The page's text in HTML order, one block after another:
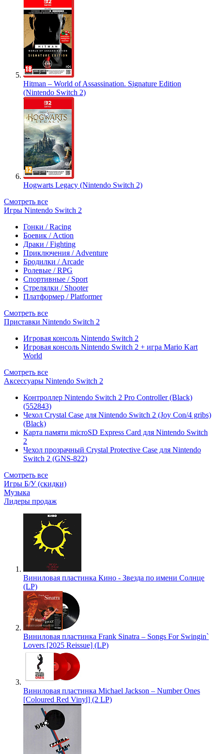
Hitman – World of Assassination. Signature Edition
(Nintendo Switch 2)
Hogwarts Legacy (Nintendo Switch 2)
Смотреть все
Игры Nintendo Switch 2
Гонки / Racing
Боевик / Action
Драки / Fighting
Приключения / Adventure
Бродилки / Arcade
Ролевые / RPG
Спортивные / Sport
Стрелялки / Shooter
Платформер / Platformer
Смотреть все
Приставки Nintendo Switch 2
Игровая консоль Nintendo Switch 2
Игровая консоль Nintendo Switch 2 + игра Mario Kart
World
Смотреть все
Аксессуары Nintendo Switch 2
Контроллер Nintendo Switch 2 Pro Controller (Black)
(552843)
Чехол Сrystal Сase для Nintendo Switch 2 (Joy Con/4 gribs)
(Black)
Карта памяти microSD Express Card для Nintendo Switch
2
Чехол прозрачный Crystal Protective Case для Nintendo
Switch 2 (GNS-822)
Смотреть все
Игры Б/У (скидки)
Музыка
Лидеры продаж
Виниловая пластинка Кино - Звезда по имени Солнце
(LP)
Виниловая пластинка Frank Sinatra – Songs For Swingin`
Lovers [2025 Reissue] (LP)
Виниловая пластинка Michael Jackson – Number Ones
[Coloured Red Vinyl] (2 LP)